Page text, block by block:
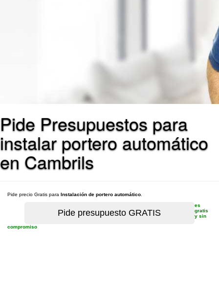
Pide Presupuestos para
instalar portero automático
en Cambrils
Pide precio Gratis para Instalación de portero automático
es
gratis
y sin
compromiso